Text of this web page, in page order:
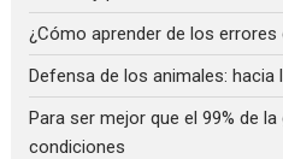
¿Cómo aprender de los errores
Defensa de los animales: hacia
Para ser mejor que el 99% de
condiciones